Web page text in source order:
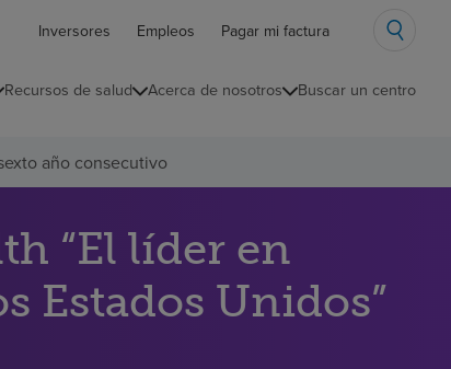
Inversores Empleos Pagar mi factura
Recursos de salud Acerca de nosotros Buscar un centro
año consecutivo
“El líder en
Estados Unidos”